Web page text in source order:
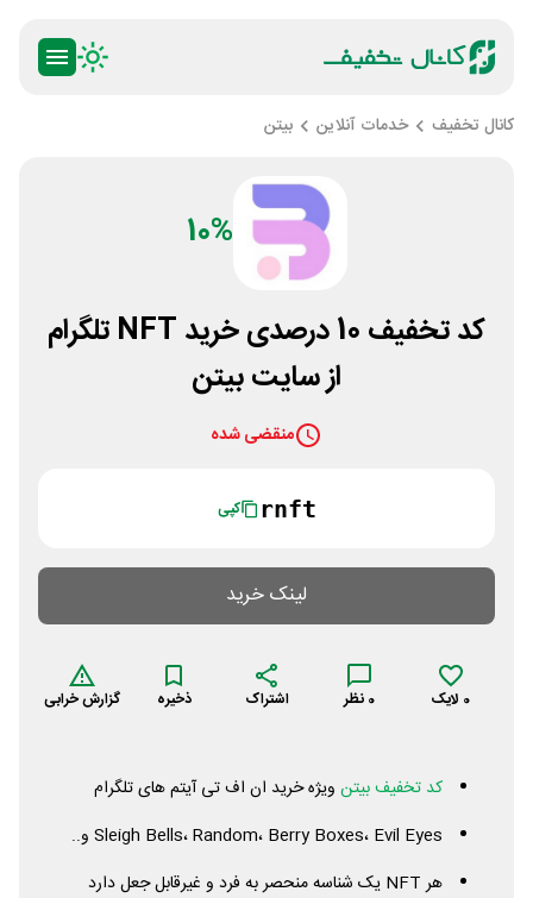
کانال تخفیف خدمات آنلاین بیتن
10%
کد تخفیف 10 درصدی خرید NFT تلگرام
از سایت بیتن
منقضی شده
rnft کپی
لینک خرید
0 لایک 0 نظر اشتراک ذخیره گزارش خرابی
کد تخفیف بیتن ویژه خرید ان اف تی آیتم های تلگرام
Sleigh Bells، Random، Berry Boxes، Evil Eyes
و..
هرNFT یک شناسه منحصر به فرد و غیرقابل جعل دارد